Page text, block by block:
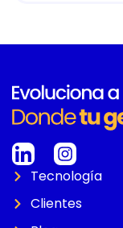
Tecnología
Clientes